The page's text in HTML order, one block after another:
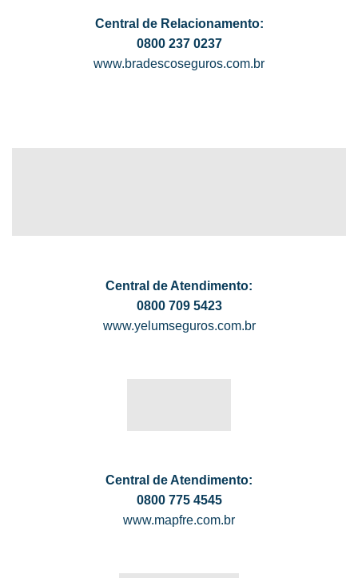
Central de Relacionamento:
0800 237 0237
www.bradescoseguros.com.br
Central de Atendimento:
0800 709 5423
www.yelumseguros.com.br
Central de Atendimento:
0800 775 4545
www.mapfre.com.br